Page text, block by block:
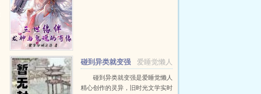
爱睡觉懒人
碰到异类就变强
碰到异类就变强是爱睡觉懒人
精心创作的灵异，旧时光文学实时